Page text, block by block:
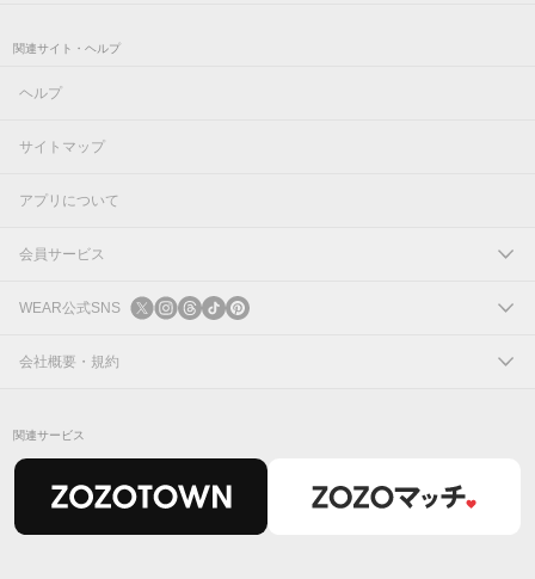
関連サイト・ヘルプ
ヘルプ
サイトマップ
アプリについて
会員サービス
ログイン
新規会員登録
WEAR公式SNS
X
会社概要・規約
関連サービス